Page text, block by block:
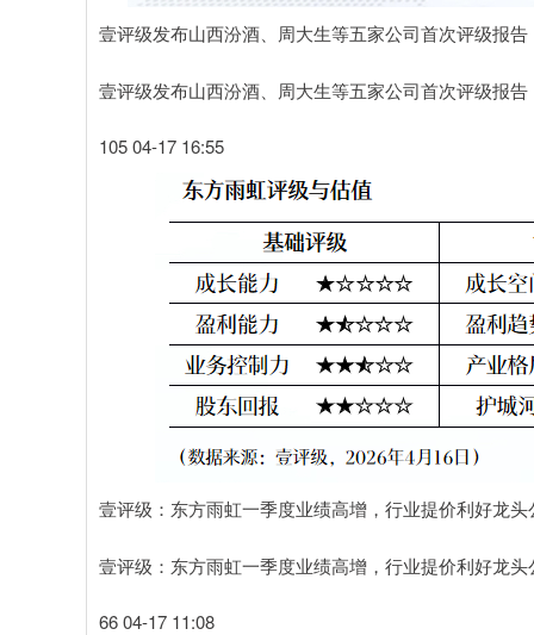
壹评级发布山西汾酒、周大生等五家公司首次评级报告
壹评级发布山西汾酒、周大生等五家公司首次评级报告
105 04-17 16:55
壹评级：东方雨虹一季度业绩高增，行业提价利好龙头
壹评级：东方雨虹一季度业绩高增，行业提价利好龙头
66 04-17 11:08